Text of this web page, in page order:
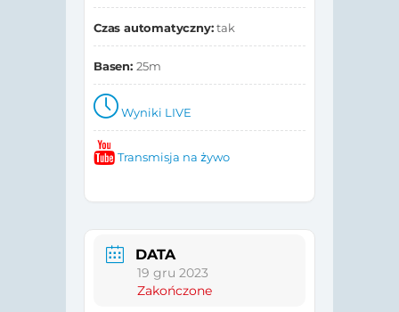
Czas automatyczny:tak
Basen: 25m
Wyniki LIVE
Transmisja na żywo
DATA
19 gru 2023
Zakończone